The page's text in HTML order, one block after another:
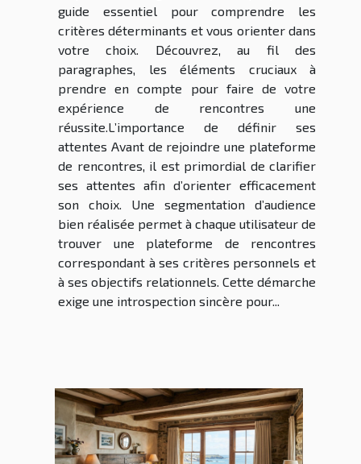
guide essentiel pour comprendre les
critères déterminants et vous orienter dans
votre choix. Découvrez, au fil des
paragraphes, les éléments cruciaux à
prendre en compte pour faire de votre
expérience de rencontres une
réussite.L’importance de définir ses
attentes Avant de rejoindre une plateforme
de rencontres, il est primordial de clarifier
ses attentes afin d’orienter efficacement
son choix. Une segmentation d’audience
bien réalisée permet à chaque utilisateur de
trouver une plateforme de rencontres
correspondant à ses critères personnels et
à ses objectifs relationnels. Cette démarche
exige une introspection sincère pour...